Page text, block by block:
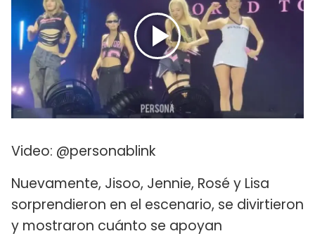
Video: @personablink
Nuevamente, Jisoo, Jennie, Rosé y Lisa
sorprendieron en el escenario, se divirtieron
y mostraron cuánto se apoyan